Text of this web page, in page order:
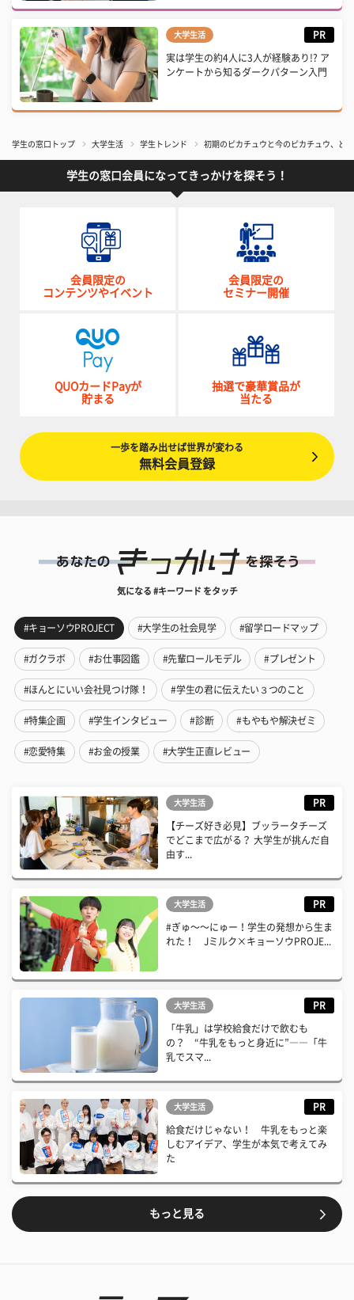
大学生活 PR
実は学生の約4人に3人が経験あり!? ア
ンケートから知るダークパターン入門
学生の窓口トップ 大学生活 学生トレンド 初期のピカチュウと今のピカチュウ、ど
学生の窓口会員になってきっかけを探そう！
会員限定の
コンテンツやイベント
会員限定の
セミナー開催
QUOカードPayが
貯まる
抽選で豪華賞品が
当たる
一歩を踏み出せば世界が変わる
無料会員登録
気になる #キーワード をタッチ
#キョーソウPROJECT #大学生の社会見学 #留学ロードマップ
#ガクラボ #お仕事図鑑 #先輩ロールモデル #プレゼント
#ほんとにいい会社見つけ隊！ #学生の君に伝えたい３つのこと
#特集企画 #学生インタビュー #診断 #もやもや解決ゼミ
#恋愛特集 #お金の授業 #大学生正直レビュー
大学生活 PR
【チーズ好き必見】ブッラータチーズ
でどこまで広がる？ 大学生が挑んだ自
由す...
大学生活 PR
#ぎゅ〜〜にゅー！学生の発想から生ま
れた！ Jミルク×キョーソウPROJE...
大学生活 PR
「牛乳」は学校給食だけで飲むも
の？ “牛乳をもっと身近に”――「牛
乳でスマ...
大学生活 PR
給食だけじゃない！ 牛乳をもっと楽
しむアイデア、学生が本気で考えてみ
た
もっと見る